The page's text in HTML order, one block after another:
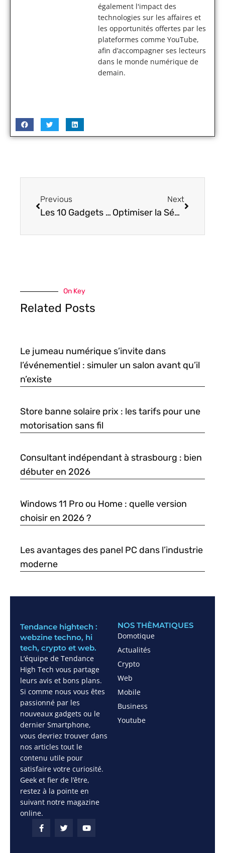
également l'impact des
technologies sur les affaires et
les opportunités offertes par les
plateformes comme YouTube,
afin d’accompagner ses lecteurs
dans le monde numérique de
demain.
Previous
Les 10 Gadgets Domotiques Incontournables pour une Maison High-Tech
Next
Optimiser la Sécurité de Votre Maison Connectée: Conseils et Technologies High-Tech
On Key
Related Posts
Le jumeau numérique s’invite dans
l’événementiel : simuler un salon avant qu’il
n’existe
Store banne solaire prix : les tarifs pour une
motorisation sans fil
Consultant indépendant à strasbourg : bien
débuter en 2026
Windows 11 Pro ou Home : quelle version
choisir en 2026 ?
Les avantages des panel PC dans l’industrie
moderne
Tendance hightech :
webzine techno, hi
tech, crypto et web.
L’équipe de Tendance
High Tech vous partage
leurs avis et bons plans.
Si comme nous vous êtes
passionné par les
nouveaux gadgets ou le
dernier Smartphone,
vous devriez trouver dans
nos articles tout le
contenu utile pour
satisfaire votre curiosité.
Geek et fier de l’être,
restez à la pointe en
suivant notre magazine
online.
NOS THÈMATIQUES
Domotique
Actualités
Crypto
Web
Mobile
Business
Youtube